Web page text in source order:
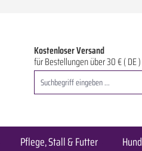
Kostenloser Versand
für Bestellungen über 30 € ( DE )
Pflege, Stall & Futter Hund